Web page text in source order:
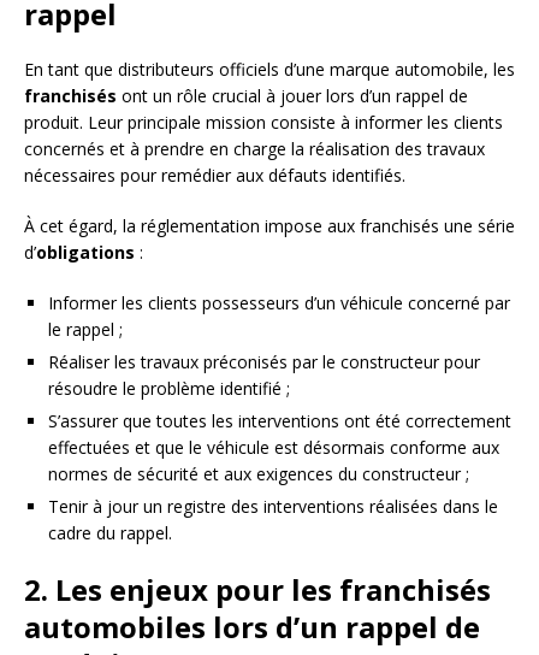
rappel
En tant que distributeurs officiels d’une marque automobile, les
franchisés ont un rôle crucial à jouer lors d’un rappel de
produit. Leur principale mission consiste à informer les clients
concernés et à prendre en charge la réalisation des travaux
nécessaires pour remédier aux défauts identifiés.
À cet égard, la réglementation impose aux franchisés une série
d’obligations :
Informer les clients possesseurs d’un véhicule concerné par
le rappel ;
Réaliser les travaux préconisés par le constructeur pour
résoudre le problème identifié ;
S’assurer que toutes les interventions ont été correctement
effectuées et que le véhicule est désormais conforme aux
normes de sécurité et aux exigences du constructeur ;
Tenir à jour un registre des interventions réalisées dans le
cadre du rappel.
2. Les enjeux pour les franchisés
automobiles lors d’un rappel de